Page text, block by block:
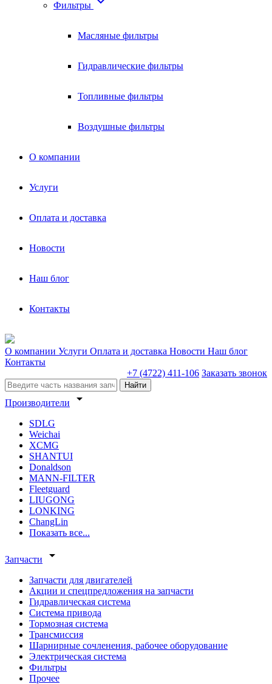
Фильтры
Масляные фильтры
Гидравлические фильтры
Топливные фильтры
Воздушные фильтры
О компании
Услуги
Оплата и доставка
Новости
Наш блог
Контакты
О компании Услуги Оплата и доставка Новости Наш блог
Контакты
+7 (4722) 411-106 Заказать звонок
Найти
Производители arrow_drop_down
SDLG
Weichai
XCMG
SHANTUI
Donaldson
MANN-FILTER
Fleetguard
LIUGONG
LONKING
ChangLin
Показать все...
Запчасти arrow_drop_down
Запчасти для двигателей
Акции и спецпредложения на запчасти
Гидравлическая система
Система привода
Тормозная система
Трансмиссия
Шарнирные сочленения, рабочее оборудование
Электрическая система
Фильтры
Прочее